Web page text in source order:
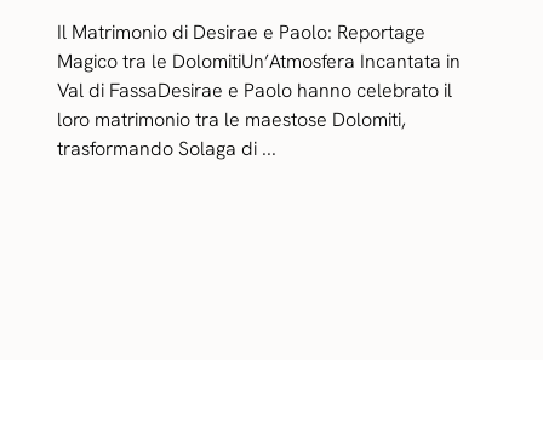
Il Matrimonio di Desirae e Paolo: Reportage
Magico tra le DolomitiUn’Atmosfera Incantata in
Val di FassaDesirae e Paolo hanno celebrato il
loro matrimonio tra le maestose Dolomiti,
trasformando Solaga di ...